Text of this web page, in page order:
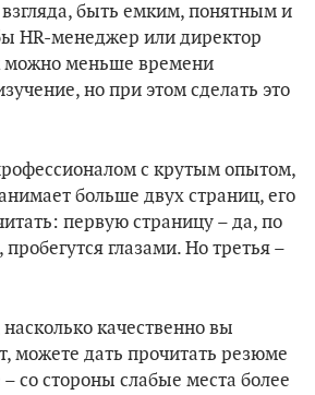
взгляда, быть емким, понятным и
HR-менеджер или директор
можно меньше времени
но при этом сделать это
с крутым опытом,
больше двух страниц, его
первую страницу – да, по
глазами. Но третья –
качественно вы
можете дать прочитать резюме
– со стороны слабые места более